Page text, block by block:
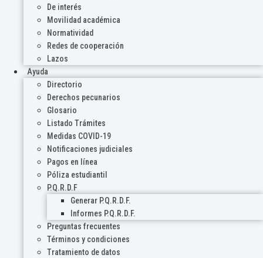
De interés
Movilidad académica
Normatividad
Redes de cooperación
Lazos
Ayuda
Directorio
Derechos pecunarios
Glosario
Listado Trámites
Medidas COVID-19
Notificaciones judiciales
Pagos en línea
Póliza estudiantil
P.Q.R.D.F
Generar P.Q.R.D.F.
Informes P.Q.R.D.F.
Preguntas frecuentes
Términos y condiciones
Tratamiento de datos